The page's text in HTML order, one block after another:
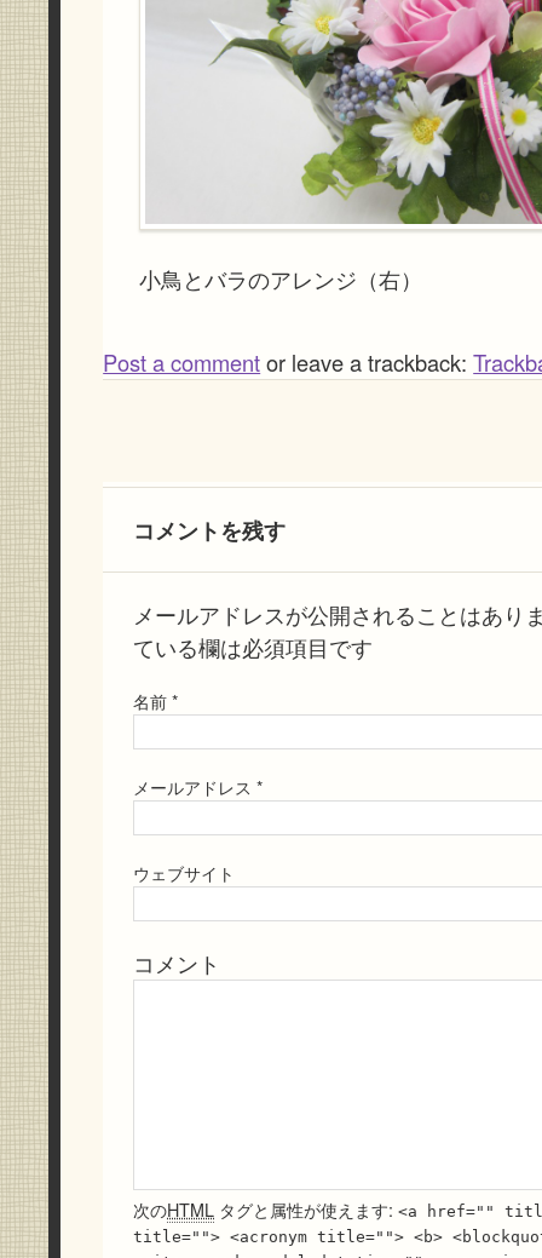
小鳥とバラのアレンジ（右）
Post a commentor leave a trackback:
コメントを残す
メールアドレスが公開されることはあり
ている欄は必須項目です
名前*
メールアドレス*
ウェブサイト
コメント
次のHTML タグと属性が使えます:<a href=""
title=""> <acronym title=""> <b>